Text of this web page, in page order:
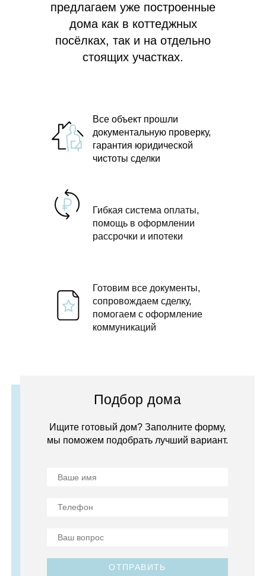
предлагаем уже построенные
дома как в коттеджных
посёлках, так и на отдельно
стоящих участках.
Все объект прошли
документальную проверку,
гарантия юридической
чистоты сделки
Гибкая система оплаты,
помощь в оформлении
рассрочки и ипотеки
Готовим все документы,
сопровождаем сделку,
помогаем с оформление
коммуникаций
Подбор дома
Ищите готовый дом? Заполните форму,
мы поможем подобрать лучший вариант.
ОТПРАВИТЬ